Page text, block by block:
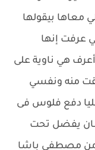
معاها بيقولها
عرفت إنها
هي ناوية على
منه ونفسي
دفع فلوس فى
يفضل تحت
من مصطفى باشا